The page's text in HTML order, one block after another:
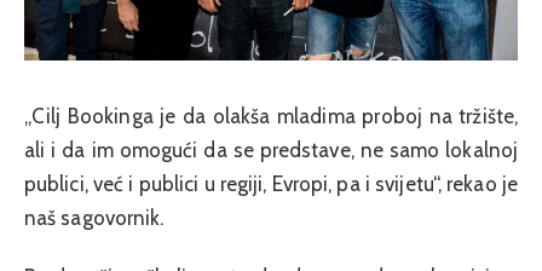
„Cilj Bookinga je da olakša mladima proboj na tržište,
ali i da im omogući da se predstave, ne samo lokalnoj
publici, već i publici u regiji, Evropi, pa i svijetu“, rekao je
naš sagovornik.